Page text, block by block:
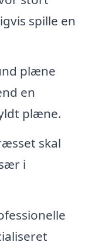
spille en
plæne
en
plæne.
skal
i